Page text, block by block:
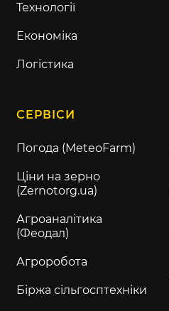
Технології
Економіка
Логістика
СЕРВІСИ
Погода (MeteoFarm)
Ціни на зерно
(Zernotorg.ua)
Агроаналітика
(Феодал)
Агроробота
Біржа сільгосптехніки